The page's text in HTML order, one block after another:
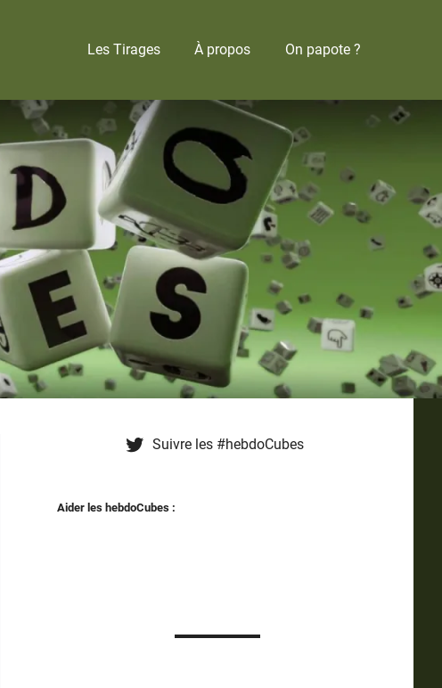
Les Tirages À propos On papote ?
Suivre les #hebdoCubes
Aider les hebdoCubes :